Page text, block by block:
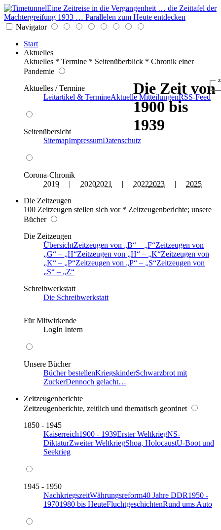
Eine Zeitreise in die Vergangenheit … die Zeittafel der
Machtergreifung 1933 … Parallelen zum Heute entdecken
Navigator
Start
Aktuelles
Aktuelles * Termine * Seitenüberblick * Chronik einer
Pandemie
Aktuelles / Termine
Leitartikel & TermineAktuelle MitteilungenRSS-Feed
Seitenübersicht
SitemapImpressumDatenschutz
Corona-Chronik
2019 | 20202021 | 20222023 | 2025
Die Zeitzeugen
100 Zeitzeugen stellen sich vor * Zeitzeugenberichte; unsere
Bücher
Die Zeitzeugen
ÜbersichtZeitzeugen von B – F Zeitzeugen von
G
– H Zeitzeugen von H – K Zeitzeugen von
K
– P Zeitzeugen von P – S Zeitzeugen von
S
–
Z
Schreibwerkstatt
Die Schreibwerkstatt
Für Mitwirkende
LogIn Intern
Unsere Bücher
Bücher bestellenKriegskinderSchwarzbrot mit
ZuckerDennoch gelacht…
Zeitzeugenberichte
Zeitzeugenberichte, zeitlich und thematisch geordnet
1850 - 1945
Kaiserreich1900 - 1939Erster WeltkriegNS-
DiktaturZweiter WeltkriegShoa, HolocaustU-Boot und
Seekrieg
1945 - 1950
NachkriegszeitWährungsreform40 Jahre DDR1950 -
19701980 bis HeuteFluchtgeschichtenRund ums Auto
Die Zeit von
1900 bis
1939